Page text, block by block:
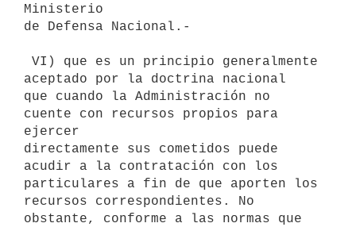
Ministerio
de Defensa Nacional.-
aceptado por la doctrina nacional
que cuando la Administración no
cuente con recursos propios para
ejercer
directamente sus cometidos puede
acudir a la contratación con los
particulares a fin de que aporten los
recursos correspondientes. No
obstante, conforme a las normas que